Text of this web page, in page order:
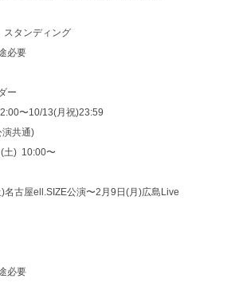
スタンディング
必要
ー
〜10/13(月祝)23:59
共通)
土)  10:00〜
古屋ell.SIZE公演〜2月9日(月)広島Live
必要